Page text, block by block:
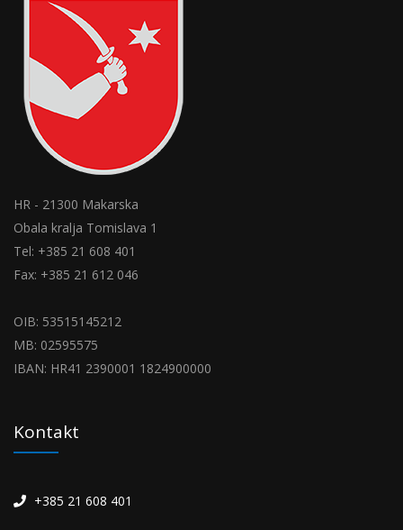
HR - 21300 Makarska
Obala kralja Tomislava 1
Tel: +385 21 608 401
Fax: +385 21 612 046
OIB: 53515145212
MB: 02595575
IBAN: HR41 2390001 1824900000
Kontakt
+385 21 608 401